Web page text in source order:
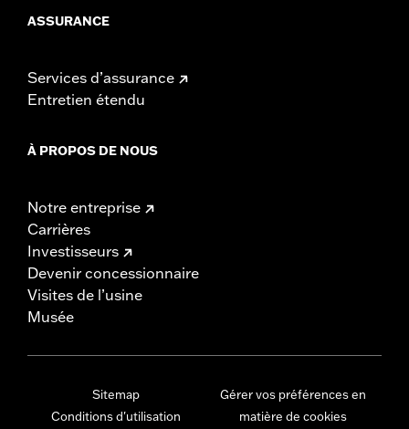
ASSURANCE
Services d’assurance
Entretien étendu
À PROPOS DE NOUS
Notre entreprise
Carrières
Investisseurs
Devenir concessionnaire
Visites de l’usine
Musée
Sitemap
Conditions d'utilisation
Gérer vos préférences en
matière de cookies